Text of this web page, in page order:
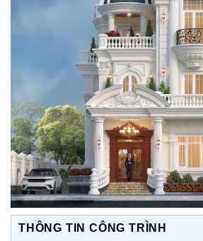
THÔNG TIN CÔNG TRÌNH